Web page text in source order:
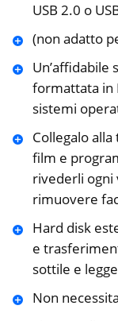
USB 2.0 o
(non adatto
Un’affidabile
formattata in
sistemi
Collegalo
film e
rivederli ogni
rimuovere
Hard disk
e
sottile e
Non